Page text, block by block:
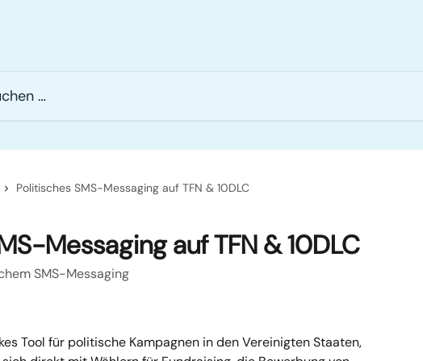
Politisches SMS-Messaging auf TFN & 10DLC
Messaging auf TFN & 10DLC
SMS-Messaging
Tool für politische Kampagnen in den Vereinigten Staaten,